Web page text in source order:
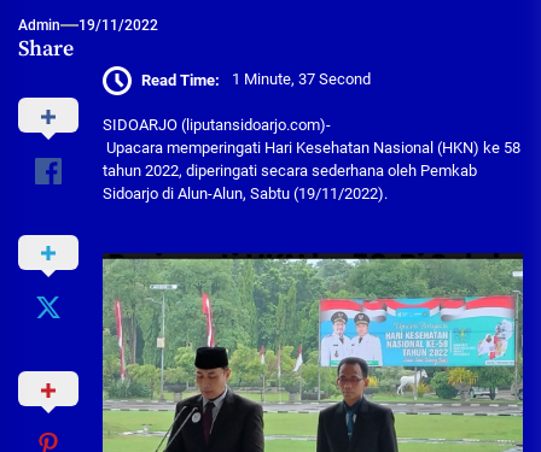
Admin 19/11/2022
Share
Read Time: 1 Minute, 37 Second
SIDOARJO (liputansidoarjo.com)-
Upacara memperingati Hari Kesehatan Nasional (HKN) ke 58
tahun 2022, diperingati secara sederhana oleh Pemkab
Sidoarjo di Alun-Alun, Sabtu (19/11/2022).